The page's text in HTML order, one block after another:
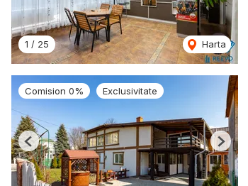
1 / 25 Harta
Comision 0% Exclusivitate
Previous Next